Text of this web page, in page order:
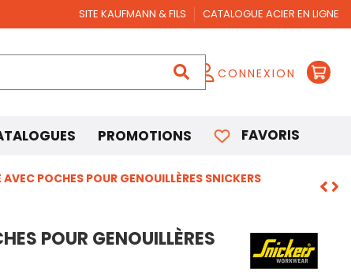
SITE KAUFMANN & FILS CATALOGUE ACIER EN LIGNE
CONNEXION
FAVORIS
PROMOTIONS
POCHES POUR GENOUILLÈRES SNICKERS
POUR GENOUILLÈRES